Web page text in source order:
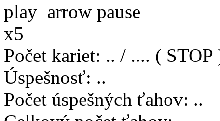
play_arrow pause
x5
Počet kariet: .. / .... ( STOP
Úspešnosť: ..
Počet úspešných ťahov: ..